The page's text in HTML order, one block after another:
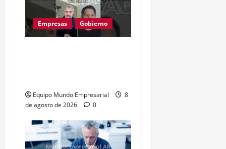
Empresas Gobierno
Equipo Mundo Empresarial
8
de agosto de 2026
0